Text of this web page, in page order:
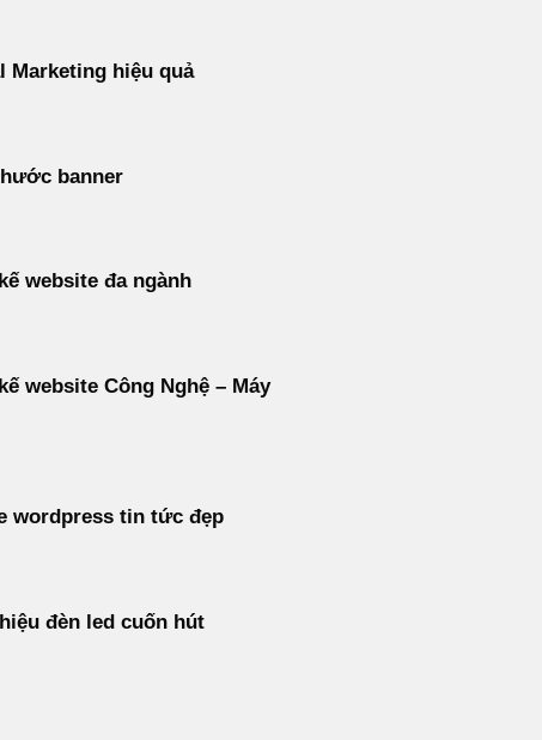
Marketing hiệu quả
banner
website đa ngành
website Công Nghệ – Máy
wordpress tin tức đẹp
đèn led cuốn hút